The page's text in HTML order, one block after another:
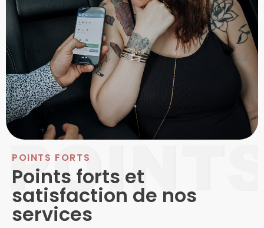
POINTS FORTS
Points forts et
satisfaction de nos
services